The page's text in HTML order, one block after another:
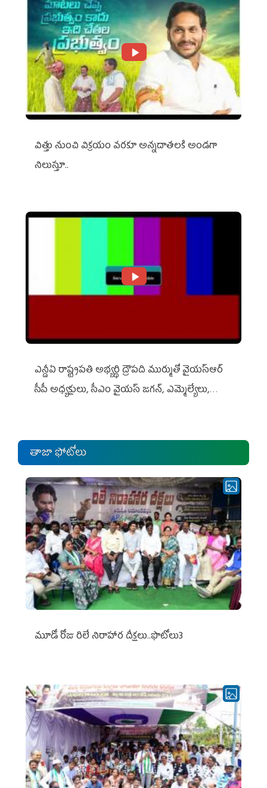
విత్తు నుంచి విక్రయం వరకూ అన్నదాతలకి అండగా
నిలుస్తూ..
ఎన్డీఏ రాష్ట్ర‌ప‌తి అభ్య‌ర్థి ద్రౌప‌ది ముర్ముతో వైయ‌స్ఆర్
సీపీ అధ్య‌క్షులు, సీఎం వైయ‌స్ జ‌గ‌న్, ఎమ్మెల్యేలు,
తాజా ఫోటోలు
మూడో రోజు రిలే నిరాహార దీక్షలు..ఫొటోలు3